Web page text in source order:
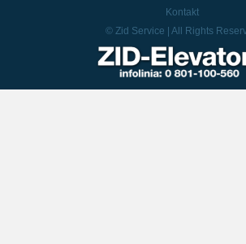
Kontakt
© Zid Service | All Rights